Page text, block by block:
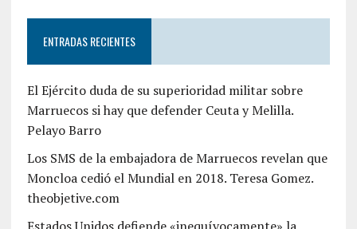
ENTRADAS RECIENTES
El Ejército duda de su superioridad militar sobre
Marruecos si hay que defender Ceuta y Melilla.
Pelayo Barro
Los SMS de la embajadora de Marruecos revelan que
Moncloa cedió el Mundial en 2018. Teresa Gomez.
theobjetive.com